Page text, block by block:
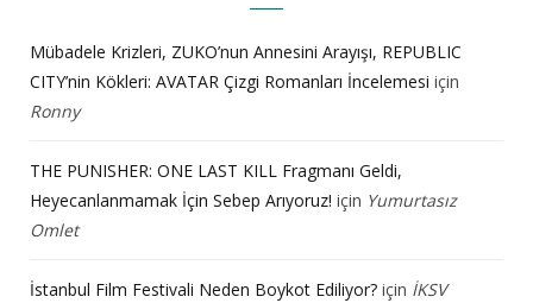
Mübadele Krizleri, ZUKO’nun Annesini Arayışı, REPUBLIC
CITY’nin Kökleri: AVATAR Çizgi Romanları İncelemesi için
Ronny
THE PUNISHER: ONE LAST KILL Fragmanı Geldi,
Heyecanlanmamak İçin Sebep Arıyoruz! için Yumurtasız
Omlet
İstanbul Film Festivali Neden Boykot Ediliyor? için İKSV